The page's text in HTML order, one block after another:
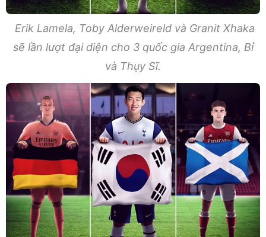
Erik Lamela, Toby Alderweireld và Granit Xhaka
sẽ lần lượt đại diện cho 3 quốc gia Argentina, Bỉ
và Thụy Sĩ.